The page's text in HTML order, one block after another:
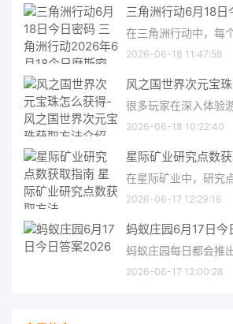
在三角洲行动中，每
2026-06-18 11:47:58
很多玩家在深入体验
2026-06-18 10:22:40
在星际矿业中，研究
2026-06-17 12:29:16
蚂蚁庄园6月17日
蚂蚁庄园每日都会推
2026-06-17 12:00:28